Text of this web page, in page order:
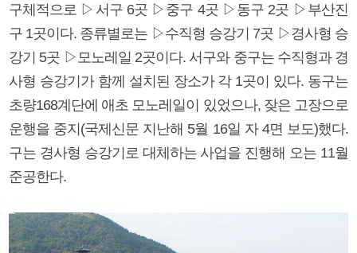
구체적으로 ▷서구 6곳 ▷중구 4곳 ▷동구 2곳 ▷부산진
구 1곳이다. 종류별로는 ▷수직형 승강기 7곳 ▷경사형 승
강기 5곳 ▷모노레일 2곳이다. 서구와 중구는 수직형과 경
사형 승강기가 함께 설치된 장소가 각 1곳이 있다. 동구는
초량168계단에 애초 모노레일이 있었으나, 잦은 고장으로
운행을 중지(국제신문 지난해 5월 16일 자 4면 보도)했다.
구는 경사형 승강기로 대체하는 사업을 진행해 오는 11월
준공한다.